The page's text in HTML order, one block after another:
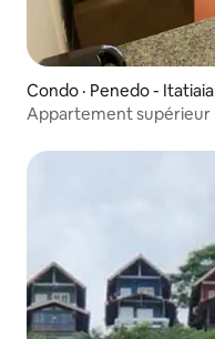
Condo · Penedo - Itatiaia
Appartement supérieur